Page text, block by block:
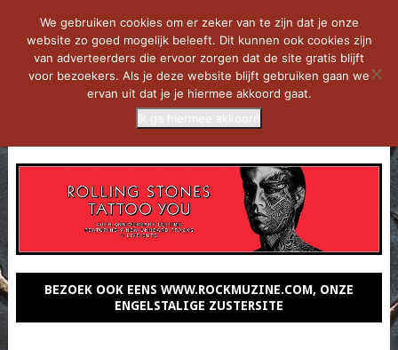
BEZOEK OOK EENS WWW.ROCKMUZINE.COM, ONZE
ENGELSTALIGE ZUSTERSITE
We gebruiken cookies om er zeker van te zijn dat je onze
website zo goed mogelijk beleeft. Dit kunnen ook cookies zijn
van adverteerders die ervoor zorgen dat de site gratis blijft
voor bezoekers. Als je deze website blijft gebruiken gaan we
ervan uit dat je je hiermee akkoord gaat.
Ik ga hiermee akkoord